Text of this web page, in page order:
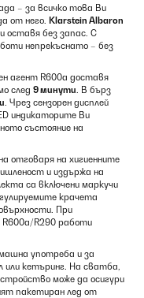
– за всичко това Ви
от него. Klarstein Albaron
оставя без запас. С
непрекъснато – без
агент R600a доставя
след 9 минути. В бърз
. Чрез сензорен дисплей
индикаторите Ви
състояние на
отговаря на хигиенните
и издържа на
са включени маркучи
крачета
При
R600a/R290 работи
употреба и за
или кетъринг. На сватба,
може да осигури
пакетиран лед от